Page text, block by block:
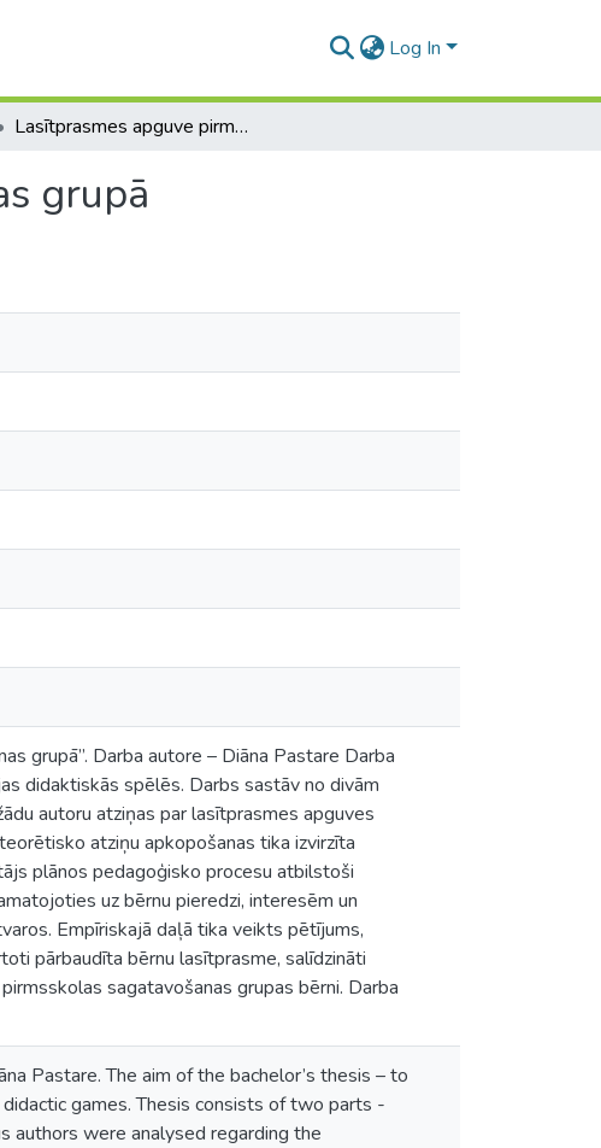
Log In
Lasītprasmes apguve pirmsskolas sagatavošanas grupā
grupā
grupā”. Darba autore – Diāna Pastare Darba
didaktiskās spēlēs. Darbs sastāv no divām
autoru atziņas par lasītprasmes apguves
atziņu apkopošanas tika izvirzīta
plānos pedagoģisko procesu atbilstoši
uz bērnu pieredzi, interesēm un
Empīriskajā daļā tika veikts pētījums,
pārbaudīta bērnu lasītprasme, salīdzināti
sagatavošanas grupas bērni. Darba
Pastare. The aim of the bachelor’s thesis – to
games. Thesis consists of two parts -
authors were analysed regarding the